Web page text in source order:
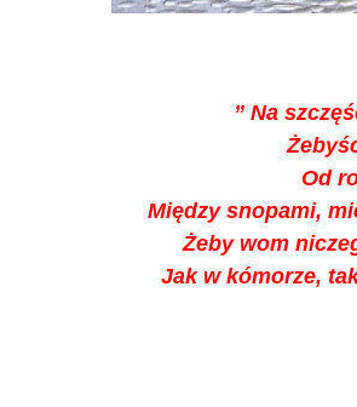
” Na
Od
Między snopami,
Żeby wom
Jak w kómorze,